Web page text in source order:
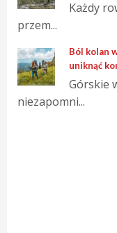
Każdy
przem...
Ból kolan
uniknąć
Górskie
niezapomni...